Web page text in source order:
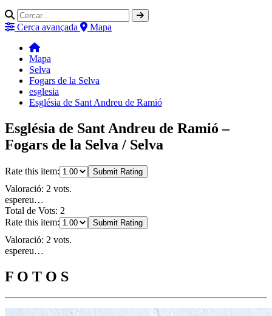
Cerca avançada Mapa
Mapa
Selva
Fogars de la Selva
esglesia
Església de Sant Andreu de Ramió
Església de Sant Andreu de Ramió –
Fogars de la Selva / Selva
Rate this item: Submit Rating
Valoració: 2 vots.
espereu…
Total de Vots: 2
Rate this item:
Submit Rating
Valoració: 2 vots.
espereu…
F O T O S